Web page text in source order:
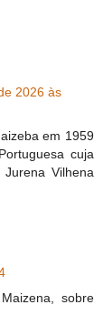
2026 às
em 1959
cuja
Vilhena
sobre